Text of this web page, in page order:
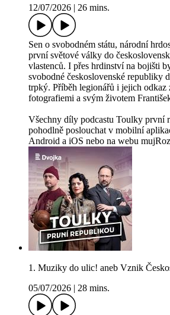
12/07/2026
26 mins.
Sen o svobodném státu, národní
první světové války do
vlastenců. I přes hrdinství na bojišti
svobodné československé republiky
trpký. Příběh legionářů i jejich odkaz
fotografiemi a svým životem
Všechny díly podcastu Toulky první
pohodlně poslouchat v mobilní
Android a iOS nebo na webu
1. Muziky do ulic! aneb Vznik
05/07/2026
28 mins.